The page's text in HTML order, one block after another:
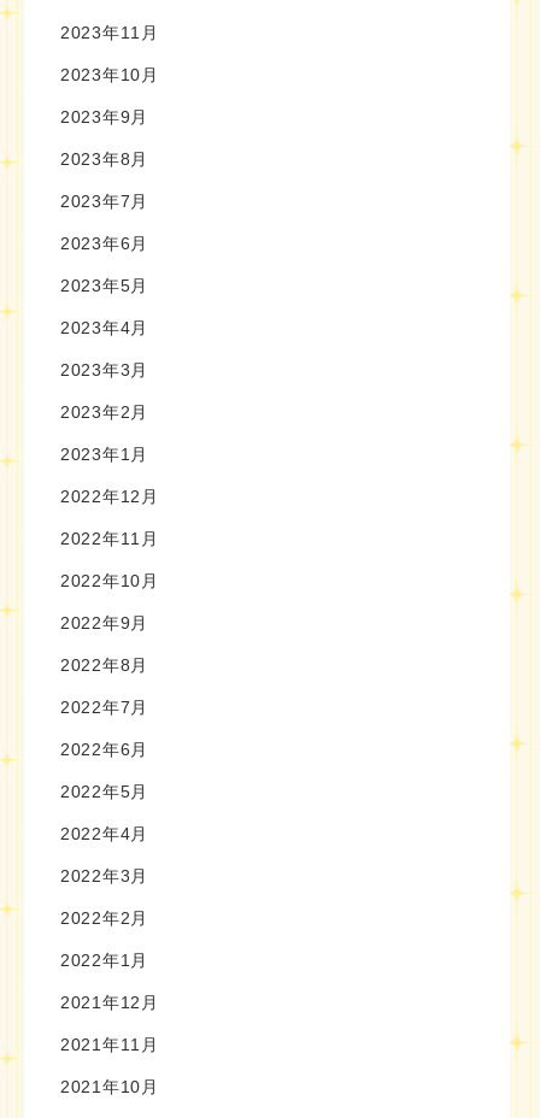
2023年11月
2023年10月
2023年9月
2023年8月
2023年7月
2023年6月
2023年5月
2023年4月
2023年3月
2023年2月
2023年1月
2022年12月
2022年11月
2022年10月
2022年9月
2022年8月
2022年7月
2022年6月
2022年5月
2022年4月
2022年3月
2022年2月
2022年1月
2021年12月
2021年11月
2021年10月